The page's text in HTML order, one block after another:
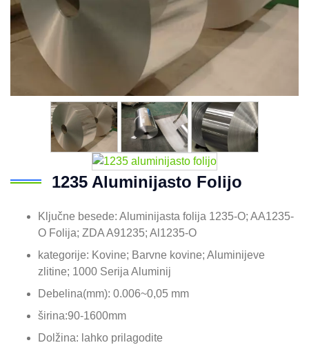
1235 Aluminijasto Folijo
Ključne besede: Aluminijasta folija 1235-O; AA1235-
O Folija; ZDA A91235; Al1235-O
kategorije: Kovine; Barvne kovine; Aluminijeve
zlitine; 1000 Serija Aluminij
Debelina(mm): 0.006~0,05 mm
širina:90-1600mm
Dolžina: lahko prilagodite